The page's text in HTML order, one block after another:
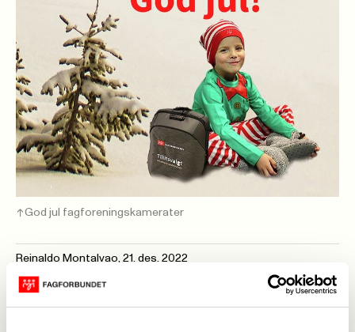
God jul fagforeningskamerater
Reinaldo Montalvao, 21. des. 2022
Hei fagforeningskamerater